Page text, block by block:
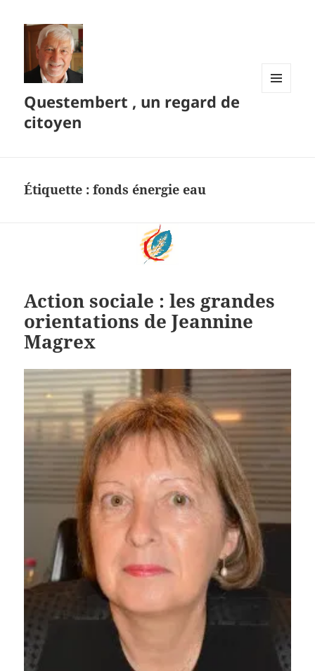
Questembert , un regard de
citoyen
Étiquette :fonds énergie eau
Action sociale : les grandes
orientations de Jeannine
Magrex